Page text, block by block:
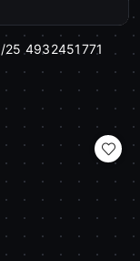
4932451771